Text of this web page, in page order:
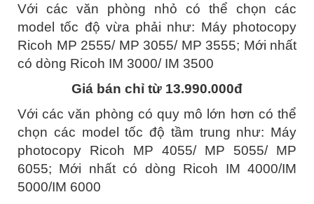
Với các văn phòng nhỏ có thể chọn các
model tốc độ vừa phải như: Máy photocopy
Ricoh MP 2555/ MP 3055/ MP 3555; Mới nhất
có dòng Ricoh IM 3000/ IM 3500
Giá bán chỉ từ 13.990.000đ
Với các văn phòng có quy mô lớn hơn có thể
chọn các model tốc độ tầm trung như: Máy
photocopy Ricoh MP 4055/ MP 5055/ MP
6055; Mới nhất có dòng Ricoh IM 4000/IM
5000/IM 6000